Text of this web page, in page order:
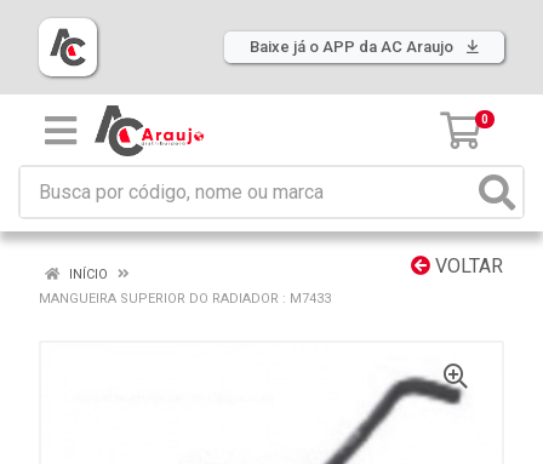
Baixe já o APP da AC Araujo
0
VOLTAR
INÍCIO
MANGUEIRA SUPERIOR DO RADIADOR : M7433